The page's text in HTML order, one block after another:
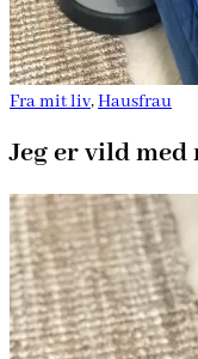
Fra mit liv,Hausfrau
Jeg er vild